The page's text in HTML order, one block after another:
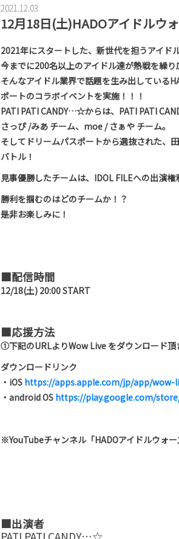
2021.12.03
12月18日(土)HADOアイドルウ
2021年にスタートした、新世代を担うアイド
今までに200名以上のアイドル達が熱戦を繰り
そんなアイドル業界で話題を生み出している
ポートのコラボイベントを実施！！！
PATI PATI CANDY…☆からは、PATI PATI
さっぴ /みあ チーム、moe / さぁや チーム。
そしてドリームパスポートから選抜された、
バトル！
見事優勝したチームは、IDOL FILEへの出演権
勝利を掴むのはどのチームか！？
是非お楽しみに！
■配信時間
12/18(土) 20:00 START
■応援方法
①下記のURLよりWow Live をダウンロード頂
ダウンロードリンク
・iOS https://apps.apple.com/jp/app/wow-
・android OS https://play.google.com/
※YouTubeチャンネル「HADOアイドルウォ
■出演者